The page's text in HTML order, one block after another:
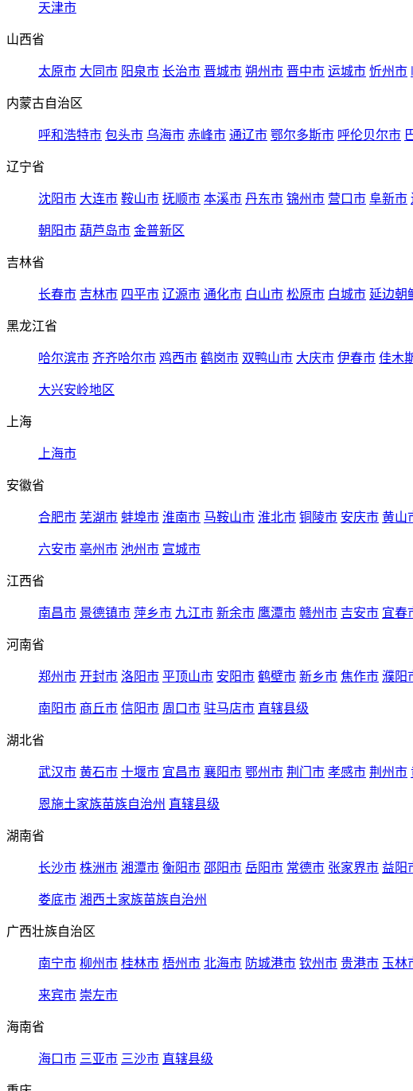
天津市
山西省
太原市 大同市 阳泉市 长治市 晋城市 朔州市 晋中市 运城市 忻州市
内蒙古自治区
呼和浩特市 包头市 乌海市 赤峰市 通辽市 鄂尔多斯市 呼伦贝尔市
辽宁省
沈阳市 大连市 鞍山市 抚顺市 本溪市 丹东市 锦州市 营口市 阜新市
朝阳市 葫芦岛市 金普新区
吉林省
长春市 吉林市 四平市 辽源市 通化市 白山市 松原市 白城市 延边朝
黑龙江省
哈尔滨市 齐齐哈尔市 鸡西市 鹤岗市 双鸭山市 大庆市 伊春市 佳木
大兴安岭地区
上海
上海市
安徽省
合肥市 芜湖市 蚌埠市 淮南市 马鞍山市 淮北市 铜陵市 安庆市 黄山
六安市 亳州市 池州市 宣城市
江西省
南昌市 景德镇市 萍乡市 九江市 新余市 鹰潭市 赣州市 吉安市 宜春
河南省
郑州市 开封市 洛阳市 平顶山市 安阳市 鹤壁市 新乡市 焦作市 濮阳
南阳市 商丘市 信阳市 周口市 驻马店市 直辖县级
湖北省
武汉市 黄石市 十堰市 宜昌市 襄阳市 鄂州市 荆门市 孝感市 荆州市
恩施土家族苗族自治州 直辖县级
湖南省
长沙市 株洲市 湘潭市 衡阳市 邵阳市 岳阳市 常德市 张家界市 益阳
娄底市 湘西土家族苗族自治州
广西壮族自治区
南宁市 柳州市 桂林市 梧州市 北海市 防城港市 钦州市 贵港市 玉林
来宾市 崇左市
海南省
海口市 三亚市 三沙市 直辖县级